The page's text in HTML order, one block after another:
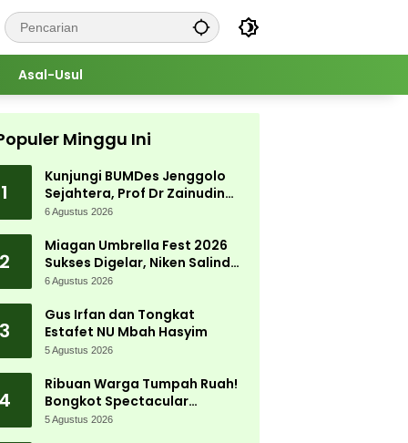
Asal-Usul
Minggu Ini
1
Kunjungi BUMDes Jenggolo
Sejahtera, Prof Dr Zainudin
Maliki: Kita Wujudkan
Potensi Desa
6 Agustus 2026
2
Miagan Umbrella Fest 2026
Sukses Digelar, Niken Salindry
Jadi Magnet Ribuan
6 Agustus 2026
3
Gus Irfan dan Tongkat
Estafet NU Mbah Hasyim
5 Agustus 2026
4
Ribuan Warga Tumpah Ruah!
Bongkot Spectacular
Carnival 2026 Jadi Pesta
5 Agustus 2026